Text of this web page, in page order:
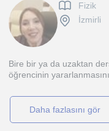
Fizik
İzmirli
Bire bir ya da uzaktan
öğrencinin
daha fazlasını gör